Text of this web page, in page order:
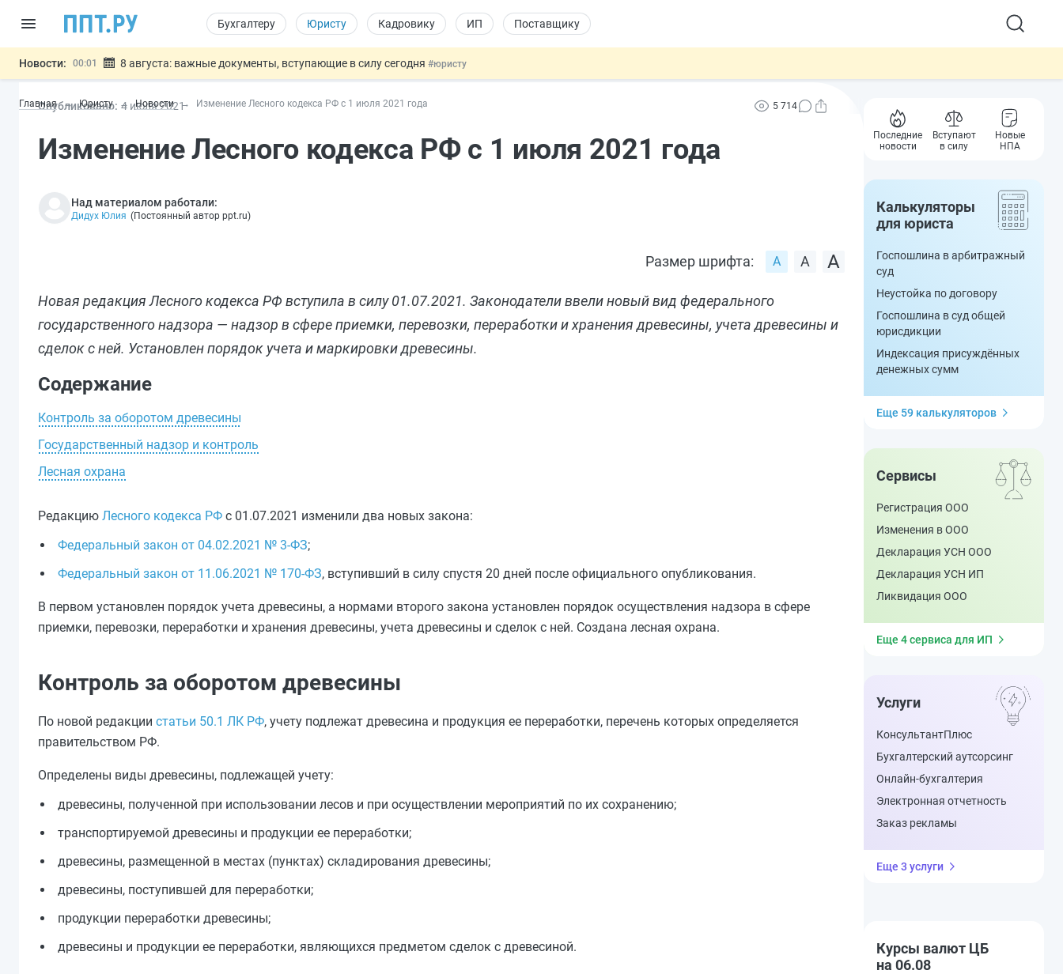
Бухгалтеру Юристу Кадровику ИП Поставщику
Новости: 00:01 8 августа: важные документы, вступающие в силу сегодня #юристу
07.08 Дистанционную работу беременных пропишут в ТК РФ#кадровику
07.08
Важно Разработают единые критерии трудовых и ГПХ-отношений #кадровику
Главная Юристу Новости Изменение Лесного кодекса РФ с 1 июля 2021 года
Опубликовано: 4 июля2021 5 714
Изменение Лесного кодекса РФ с 1 июля 2021 года
Над материалом работали:
Дидух Юлия (Постоянный автор ppt.ru)
Размер шрифта:
Новая редакция Лесного кодекса РФ вступила в силу 01.07.2021. Законодатели ввели новый вид федерального
государственного надзора — надзор в сфере приемки, перевозки, переработки и хранения древесины, учета древесины и
сделок с ней. Установлен порядок учета и маркировки древесины.
Содержание
Контроль за оборотом древесины
Государственный надзор и контроль
Лесная охрана
Редакцию Лесного кодекса РФ с 01.07.2021 изменили два новых закона:
Федеральный закон от 04.02.2021 № 3-ФЗ;
Федеральный закон от 11.06.2021 № 170-ФЗ, вступивший в силу спустя 20 дней после официального опубликования.
В первом установлен порядок учета древесины, а нормами второго закона установлен порядок осуществления надзора в сфере
приемки, перевозки, переработки и хранения древесины, учета древесины и сделок с ней. Создана лесная охрана.
Контроль за оборотом древесины
По новой редакции статьи 50.1 ЛК РФ, учету подлежат древесина и продукция ее переработки, перечень которых определяется
правительством РФ.
Определены виды древесины, подлежащей учету:
древесины, полученной при использовании лесов и при осуществлении мероприятий по их сохранению;
транспортируемой древесины и продукции ее переработки;
древесины, размещенной в местах (пунктах) складирования древесины;
древесины, поступившей для переработки;
продукции переработки древесины;
древесины и продукции ее переработки, являющихся предметом сделок с древесиной.
Последние
новости
Вступают
в силу
Новые
НПА
Калькуляторы
для юриста
Госпошлина в арбитражный
суд
Неустойка по договору
Госпошлина в суд общей
юрисдикции
Индексация присуждённых
денежных сумм
Еще 59 калькуляторов
Сервисы
Регистрация ООО
Изменения в ООО
Декларация УСН ООО
Декларация УСН ИП
Ликвидация ООО
Еще 4 сервиса для ИП
Услуги
КонсультантПлюс
Бухгалтерский аутсорсинг
Онлайн-бухгалтерия
Электронная отчетность
Заказ рекламы
Еще 3 услуги
Курсы валют ЦБ
на 06.08